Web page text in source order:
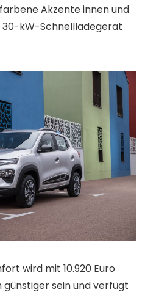
Akzente innen und
30-kW-Schnellladegerät
wird mit 10.920 Euro
sein und verfügt